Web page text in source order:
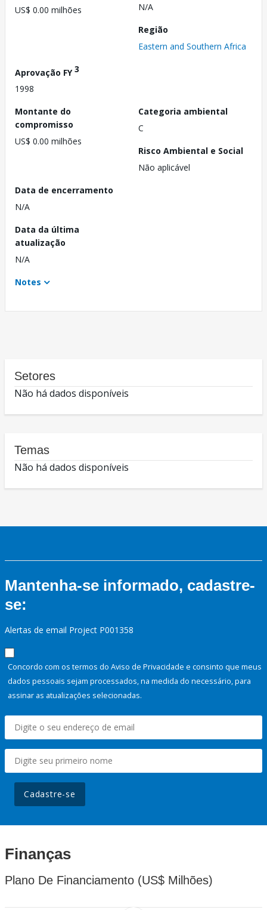
US$ 0.00 milhões
N/A
Região
Eastern and Southern Africa
Aprovação FY3
1998
Montante do
compromisso
US$ 0.00 milhões
Categoria ambiental
C
Risco Ambiental e Social
Não aplicável
Data de encerramento
N/A
Data da última
atualização
N/A
Notes
Setores
Não há dados disponíveis
Temas
Não há dados disponíveis
Mantenha-se informado, cadastre-
se:
Alertas de email Project P001358
Concordo com os termos do Aviso de Privacidade e consinto que meus
dados pessoais sejam processados, na medida do necessário, para
assinar as atualizações selecionadas.
Cadastre-se
Finanças
Plano De Financiamento (US$ Milhões)